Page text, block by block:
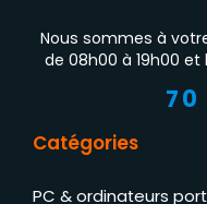
Nous sommes à
de 08h00 à 19h00
70
Catégories
PC & ordinateurs